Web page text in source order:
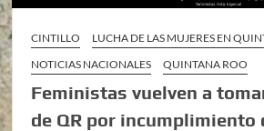
CINTILLO
LUCHA DE LAS MUJERES EN
NOTICIAS NACIONALES
QUINTANA ROO
Feministas vuelven a
de QR por incumplimiento